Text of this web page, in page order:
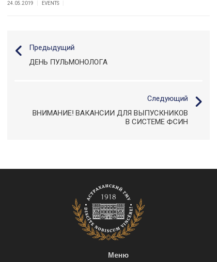
24.05.2019 EVENTS
Предыдущий
ДЕНЬ ПУЛЬМОНОЛОГА
Следующий
ВНИМАНИЕ! ВАКАНСИИ ДЛЯ ВЫПУСКНИКОВ
В СИСТЕМЕ ФСИН
Меню